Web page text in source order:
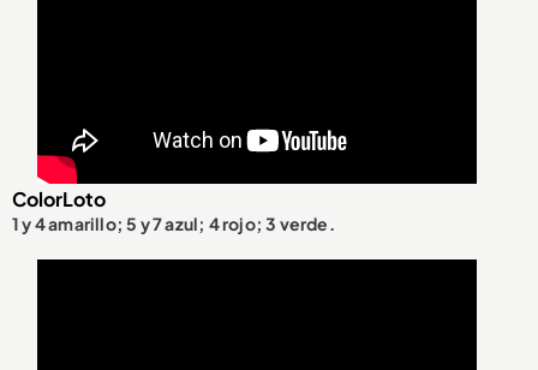
ColorLoto
1 y 4 amarillo; 5 y 7 azul; 4 rojo; 3 verde.